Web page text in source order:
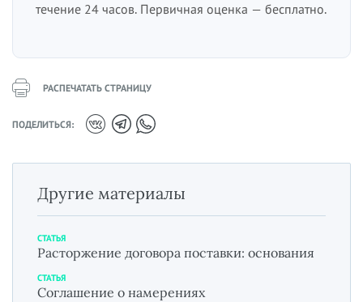
течение 24 часов. Первичная оценка — бесплатно.
РАСПЕЧАТАТЬ СТРАНИЦУ
ПОДЕЛИТЬСЯ:
Другие материалы
СТАТЬЯ
Расторжение договора поставки: основания
СТАТЬЯ
Соглашение о намерениях